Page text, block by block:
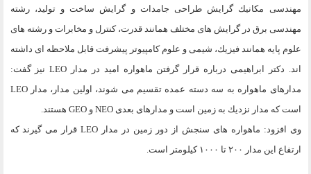
مهندسى مكانيك گرايش طراحى جامدات و گرايش ساخت و توليد، رشته
مهندسى برق در گرايش هاى مختلف همانند قدرت، كنترل و مخابرات و رشته هاى
علوم پايه همانند فيزيك، شيمى و علوم كامپيوتر پيشرفت قابل ملاحظه اى داشته
اند. دكتر ابراهيمى درباره قرار گرفتن ماهواره اميد در مدار LEO نيز گفت:
مدارهاى ماهواره به سه دسته عمده تقسيم مى شوند، اولين مدار، مدار LEO
است كه مدار نزديك به زمين است و مدارهاى بعدى NEO و GEO هستند.
وى افزود: ماهواره هاى سنجش از دور زمين در مدار LEO قرار مى گيرند كه
ارتفاع اين مدار ۲۰۰ تا ۱۰۰۰ كيلومتر است.